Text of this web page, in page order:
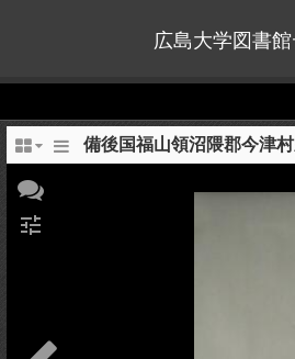
広島大学図書
備後国福山領沼隈郡今津
tune